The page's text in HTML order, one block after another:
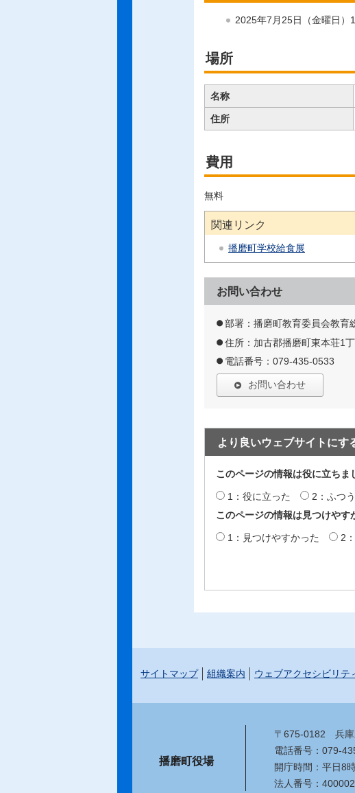
2025年7月25日（金曜日
場所
名称
住所
費用
無料
関連リンク
播磨町学校給食展
お問い合わせ
部署：播磨町教育委員会教育
住所：加古郡播磨町東本荘1
電話番号：079-435-0533
お問い合わせ
より良いウェブサイトにす
このページの情報は役に立ちま
1：役に立った 2：ふつう
このページの情報は見つけやす
1：見つけやすかった 2
サイトマップ 組織案内 ウェブアクセシビリテ
播磨町役場
〒675-0182 兵
電話番号：079-
開庁時間：平日8
法人番号：